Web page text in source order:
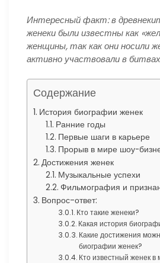
Интересный факт: в
женеки были известны как
женщины, так как они носили
активно участвовали в
Содержание
История биографии женек
Ранние годы
Первые шаги в карьере
Прорыв в мире шоу-
Достижения женек
Музыкальные успехи
Фильмография и
Вопрос-ответ:
Кто такие женеки?
Какая история
Какие достижения
биографии женек?
Кто известный женек в